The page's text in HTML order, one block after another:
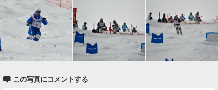
 この写真にコメントする